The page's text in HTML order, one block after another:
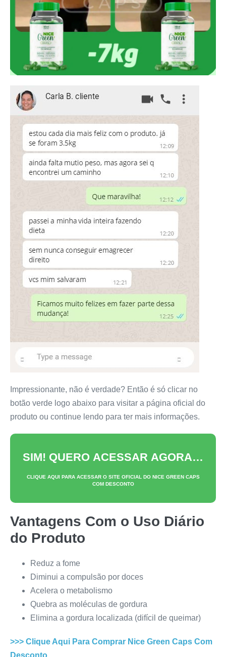
Impressionante, não é verdade? Então é só clicar no
botão verde logo abaixo para visitar a página oficial do
produto ou continue lendo para ter mais informações.
SIM! QUERO ACESSAR AGORA…
CLIQUE AQUI PARA ACESSAR O SITE OFICIAL DO NICE GREEN CAPS
COM DESCONTO
Vantagens Com o Uso Diário
do Produto
Reduz a fome
Diminui a compulsão por doces
Acelera o metabolismo
Quebra as moléculas de gordura
Elimina a gordura localizada (difícil de queimar)
>>> Clique Aqui Para Comprar Nice Green Caps Com